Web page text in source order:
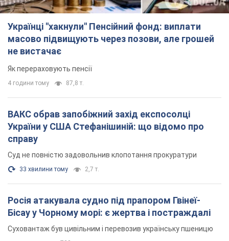
Українці "хакнули" Пенсійний фонд: виплати
масово підвищують через позови, але грошей
не вистачає
Як перераховують пенсії
4 години тому 87,8 т.
ВАКС обрав запобіжний захід експосолці
України у США Стефанішиній: що відомо про
справу
Суд не повністю задовольнив клопотання прокуратури
33 хвилини тому 2,7 т.
Росія атакувала судно під прапором Гвінеї-
Бісау у Чорному морі: є жертва і постраждалі
Суховантаж був цивільним і перевозив українську пшеницю